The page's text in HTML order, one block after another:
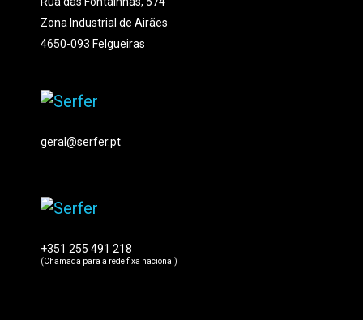
Zona Industrial de Airães
4650-093 Felgueiras
geral@serfer.pt
+351 255 491 218
(Chamada para a rede fixa nacional)